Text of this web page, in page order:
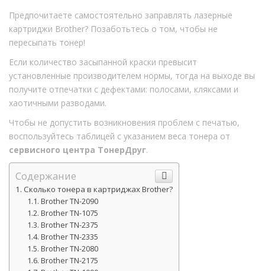
Предпочитаете самостоятельно заправлять лазерные
картриджи Brother? Позаботьтесь о том, чтобы не
пересыпать тонер!
Если количество засыпанной краски превысит
установленные производителем нормы, тогда на выходе вы
получите отпечатки с дефектами: полосами, кляксами и
хаотичными разводами.
Чтобы не допустить возникновения проблем с печатью,
воспользуйтесь таблицей с указанием веса тонера от
сервисного центра ТонерДруг.
Содержание
Сколько тонера в картриджах Brother?
Brother TN-2090
Brother TN-1075
Brother TN-2375
Brother TN-2335
Brother TN-2080
Brother TN-2175